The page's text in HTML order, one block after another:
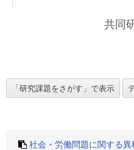
共同
社会・労働問題に関する